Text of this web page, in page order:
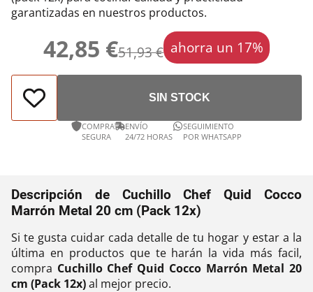
garantizadas en nuestros productos.
42,85 €51,93 € ahorra un 17%
SIN STOCK
COMPRA
SEGURA
ENVÍO
24/72 HORAS
SEGUIMIENTO
POR WHATSAPP
Descripción de Cuchillo Chef Quid Cocco
Marrón Metal 20 cm (Pack 12x)
Si te gusta cuidar cada detalle de tu hogar y estar a la
última en productos que te harán la vida más facil,
compra Cuchillo Chef Quid Cocco Marrón Metal 20
cm (Pack 12x)al mejor precio.